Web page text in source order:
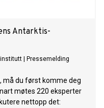
Antarktis-
Pressemelding
må du først komme deg
møtes 220 eksperter
nettopp det: